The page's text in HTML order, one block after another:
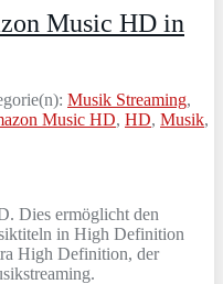
Music HD in
Musik Streaming,
Music HD, HD, Musik,
Dies ermöglicht den
in High Definition
High Definition, der